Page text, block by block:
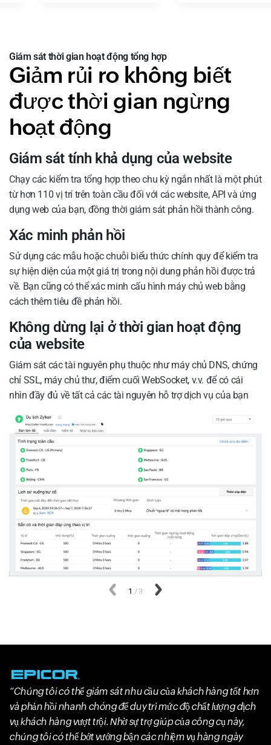
Giám sát thời gian hoạt động tổng hợp
Giảm rủi ro không biết
được thời gian ngừng
hoạt động
Giám sát tính khả dụng của website
Chạy các kiểm tra tổng hợp theo chu kỳ ngắn nhất là một phút
từ hơn 110 vị trí trên toàn cầu đối với các website, API và ứng
dụng web của bạn, đồng thời giám sát phản hồi thành công.
Xác minh phản hồi
Sử dụng các mẫu hoặc chuỗi biểu thức chính quy để kiểm tra
sự hiện diện của một giá trị trong nội dung phản hồi được trả
về. Bạn cũng có thể xác minh cấu hình máy chủ web bằng
cách thêm tiêu đề phản hồi.
Không dừng lại ở thời gian hoạt động
của website
Giám sát các tài nguyên phụ thuộc như máy chủ DNS, chứng
chỉ SSL, máy chủ thư, điểm cuối WebSocket, v.v. để có cái
nhìn đầy đủ về tất cả các tài nguyên hỗ trợ dịch vụ của bạn
Trước đós
1 / 3
Chúng tôi có thể giám sát nhu cầu của khách hàng tốt hơn
và phản hồi nhanh chóng để duy trì mức độ chất lượng dịch
vụ khách hàng vượt trội. Nhờ sự trợ giúp của công cụ này,
chúng tôi có thể bớt vướng bận các nhiệm vụ hàng ngày